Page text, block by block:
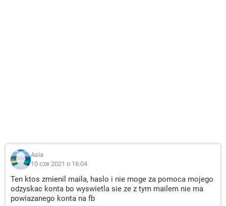
Asia
10 cze 2021 o 16:04
Ten ktos zmienil maila, haslo i nie moge za pomoca mojego
odzyskac konta bo wyswietla sie ze z tym mailem nie ma
powiazanego konta na fb